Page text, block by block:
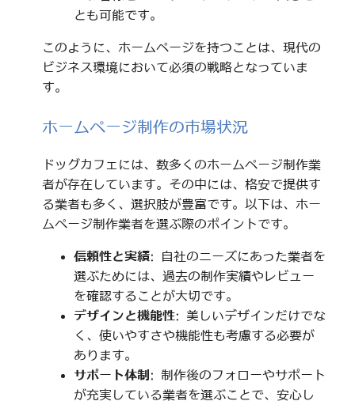
とも可能です。
このように、ホームページを持つことは、現代の
ビジネス環境において必須の戦略となっていま
す。
ホームページ制作の市場状況
ドッグカフェには、数多くのホームページ制作業
者が存在しています。その中には、格安で提供す
る業者も多く、選択肢が豊富です。以下は、ホー
ムページ制作業者を選ぶ際のポイントです。
信頼性と実績: 自社のニーズにあった業者を
選ぶためには、過去の制作実績やレビュー
を確認することが大切です。
デザインと機能性: 美しいデザインだけでな
く、使いやすさや機能性も考慮する必要が
あります。
サポート体制 : 制作後のフォローやサポート
が充実している業者を選ぶことで、安心し